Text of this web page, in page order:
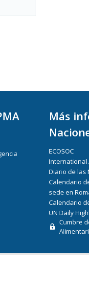
Más
ECOSOC
International
Diario de las
Calendario
sede en
Calendario
UN Daily
Cumbre